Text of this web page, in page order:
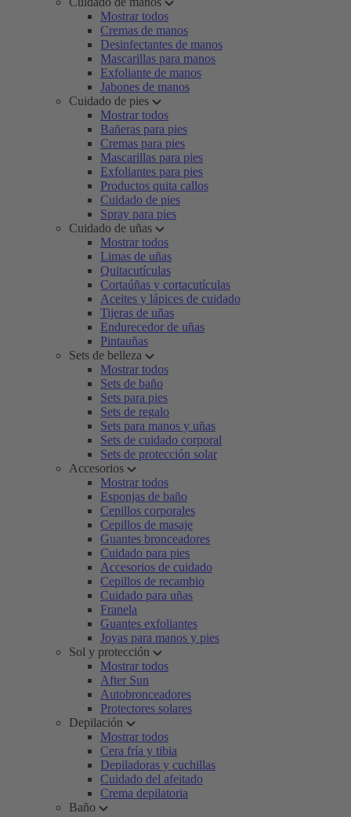
Mostrar todos
Cremas de manos
Desinfectantes de manos
Mascarillas para manos
Exfoliante de manos
Jabones de manos
Cuidado de pies
Mostrar todos
Bañeras para pies
Cremas para pies
Mascarillas para pies
Exfoliantes para pies
Productos quita callos
Cuidado de pies
Spray para pies
Cuidado de uñas
Mostrar todos
Limas de uñas
Quitacutículas
Cortaúñas y cortacutículas
Aceites y lápices de cuidado
Tijeras de uñas
Endurecedor de uñas
Pintauñas
Sets de belleza
Mostrar todos
Sets de baño
Sets para pies
Sets de regalo
Sets para manos y uñas
Sets de cuidado corporal
Sets de protección solar
Accesorios
Mostrar todos
Esponjas de baño
Cepillos corporales
Cepillos de masaje
Guantes bronceadores
Cuidado para pies
Accesorios de cuidado
Cepillos de recambio
Cuidado para uñas
Franela
Guantes exfoliantes
Joyas para manos y pies
Sol y protección
Mostrar todos
After Sun
Autobronceadores
Protectores solares
Depilación
Mostrar todos
Cera fría y tibia
Depiladoras y cuchillas
Cuidado del afeitado
Crema depilatoria
Baño